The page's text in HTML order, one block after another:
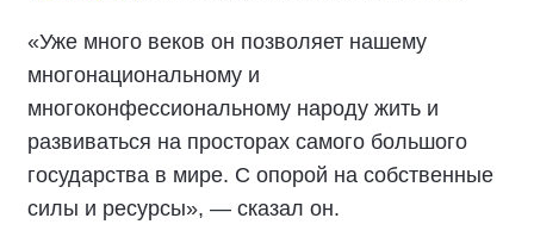
«Уже много веков он позволяет нашему
многонациональному и
многоконфессиональному народу жить и
развиваться на просторах самого большого
государства в мире. С опорой на собственные
силы и ресурсы», — сказал он.